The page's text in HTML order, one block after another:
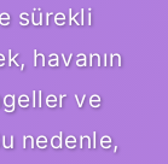
sürekli
havanın
ve
nedenle,